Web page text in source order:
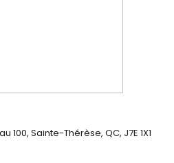
100, Sainte-Thérèse, QC, J7E 1X1